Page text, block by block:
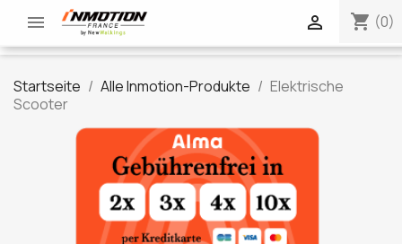
 shopping_cart (0)

Startseite Alle Inmotion-Produkte
Elektrische
Scooter